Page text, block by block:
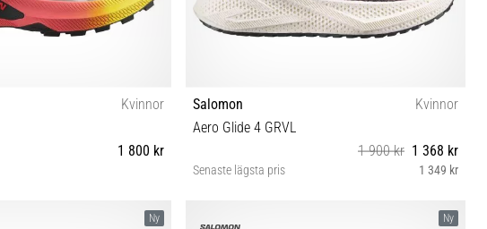
Kvinnor
1 800 kr
Salomon
Kvinnor
Aero Glide 4 GRVL
1 900 kr 1 368 kr
Senaste lägsta pris 1 349 kr
Ny Ny